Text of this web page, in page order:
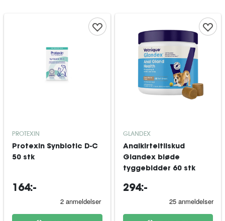
PROTEXIN
Protexin Synbiotic D-C
50 stk
164:-
GLANDEX
Analkirteltilskud
Glandex bløde
tyggebidder 60 stk
294:-